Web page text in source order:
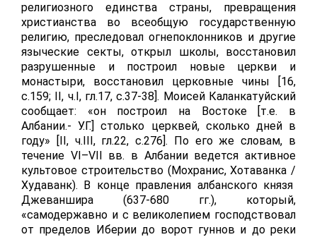
религиозного единства страны, превращения
христианства во всеобщую государственную
религию, преследовал огнепоклонников и другие
языческие секты, открыл школы, восстановил
разрушенные и построил новые церкви и
монастыри, восстановил церковные чины [16,
с.159; II, ч.I, гл.17,c.37-38]. Моисей Каланкатуйский
сообщает: «он построил на Востоке [т.е. в
Албании.- У.Г.] столько церквей, сколько дней в
году» [II, ч.III, гл.22,c.276]. По его же словам, в
течение VI–VII вв. в Албании ведется активное
культовое строительство (Мохранис, Хотаванка /
Худаванк). В конце правления албанского князя
Джеваншира (637-680 гг.), который,
«самодержавно и с великолепием господствовал
от пределов Иберии до ворот гуннов и до реки